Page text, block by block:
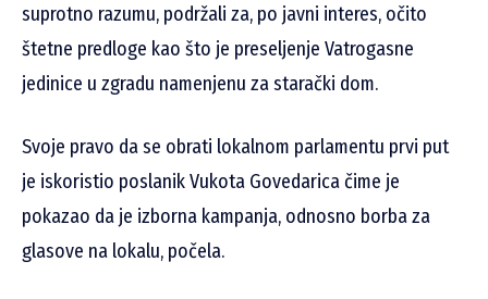
suprotno razumu, podržali za, po javni interes, očito
štetne predloge kao što je preseljenje Vatrogasne
jedinice u zgradu namenjenu za starački dom.
Svoje pravo da se obrati lokalnom parlamentu prvi put
je iskoristio poslanik Vukota Govedarica čime je
pokazao da je izborna kampanja, odnosno borba za
glasove na lokalu, počela.